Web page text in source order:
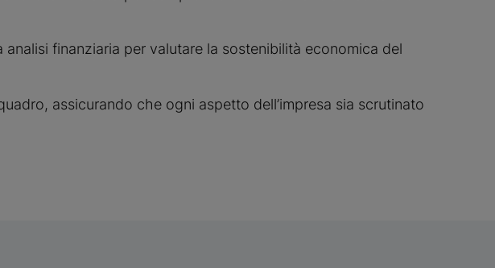
analisi finanziaria per valutare la sostenibilità economica del
assicurando che ogni aspetto dell’impresa sia scrutinato